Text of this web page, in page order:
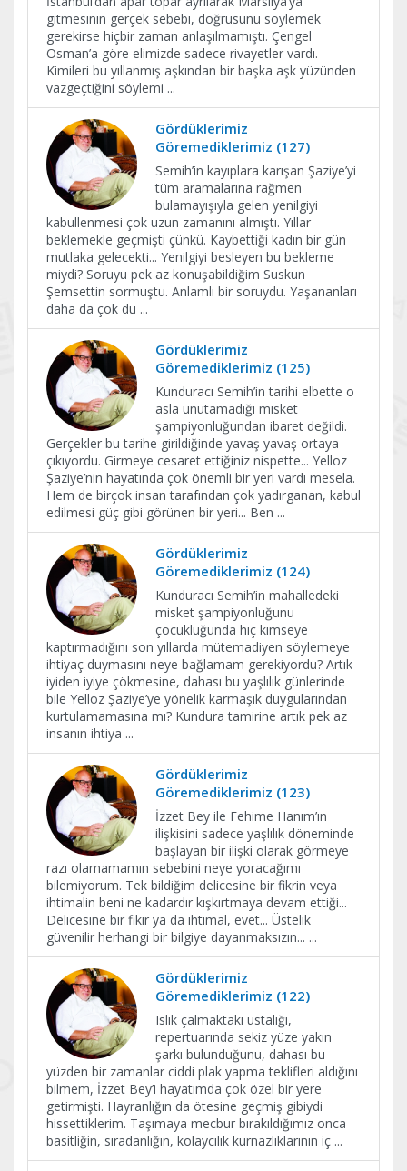
gitmesinin gerçek sebebi, doğrusunu söylemek
gerekirse hiçbir zaman anlaşılmamıştı. Çengel
Osman’a göre elimizde sadece rivayetler vardı.
Kimileri bu yıllanmış aşkından bir başka aşk yüzünden
vazgeçtiğini söylemi ...
Gördüklerimiz
Göremediklerimiz (127)
Semih’in kayıplara karışan Şaziye’yi
tüm aramalarına rağmen
bulamayışıyla gelen yenilgiyi
kabullenmesi çok uzun zamanını almıştı. Yıllar
beklemekle geçmişti çünkü. Kaybettiği kadın bir gün
mutlaka gelecekti... Yenilgiyi besleyen bu bekleme
miydi? Soruyu pek az konuşabildiğim Suskun
Şemsettin sormuştu. Anlamlı bir soruydu. Yaşananları
daha da çok dü ...
Gördüklerimiz
Göremediklerimiz (125)
Kunduracı Semih’in tarihi elbette o
asla unutamadığı misket
şampiyonluğundan ibaret değildi.
Gerçekler bu tarihe girildiğinde yavaş yavaş ortaya
çıkıyordu. Girmeye cesaret ettiğiniz nispette... Yelloz
Şaziye’nin hayatında çok önemli bir yeri vardı mesela.
Hem de birçok insan tarafından çok yadırganan, kabul
edilmesi güç gibi görünen bir yeri... Ben ...
Gördüklerimiz
Göremediklerimiz (124)
Kunduracı Semih’in mahalledeki
misket şampiyonluğunu
çocukluğunda hiç kimseye
kaptırmadığını son yıllarda mütemadiyen söylemeye
ihtiyaç duymasını neye bağlamam gerekiyordu? Artık
iyiden iyiye çökmesine, dahası bu yaşlılık günlerinde
bile Yelloz Şaziye’ye yönelik karmaşık duygularından
kurtulamamasına mı? Kundura tamirine artık pek az
insanın ihtiya ...
Gördüklerimiz
Göremediklerimiz (123)
İzzet Bey ile Fehime Hanım’ın
ilişkisini sadece yaşlılık döneminde
başlayan bir ilişki olarak görmeye
razı olamamamın sebebini neye yoracağımı
bilemiyorum. Tek bildiğim delicesine bir fikrin veya
ihtimalin beni ne kadardır kışkırtmaya devam ettiği...
Delicesine bir fikir ya da ihtimal, evet... Üstelik
güvenilir herhangi bir bilgiye dayanmaksızın... ...
Gördüklerimiz
Göremediklerimiz (122)
Islık çalmaktaki ustalığı,
repertuarında sekiz yüze yakın
şarkı bulunduğunu, dahası bu
yüzden bir zamanlar ciddi plak yapma teklifleri aldığını
bilmem, İzzet Bey’i hayatımda çok özel bir yere
getirmişti. Hayranlığın da ötesine geçmiş gibiydi
hissettiklerim. Taşımaya mecbur bırakıldığımız onca
basitliğin, sıradanlığın, kolaycılık kurnazlıklarının iç ...